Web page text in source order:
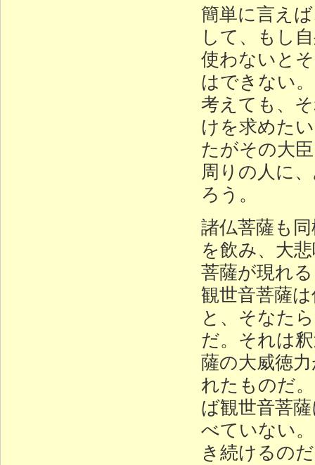
簡単に言え
して、もし
使わないと
はできない
考えても、
けを求めた
たがその大
周りの人に
ろう。
諸仏菩薩も
を飲み、大
菩薩が現れ
観世音菩薩
と、そなた
だ。それは
薩の大威徳
れたものだ
ば観世音菩
べていない
き続けるの